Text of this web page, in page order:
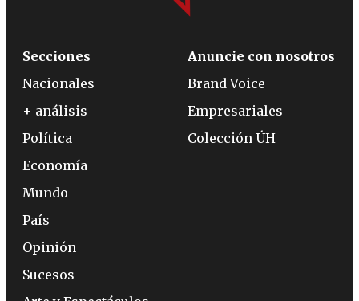
Secciones
Nacionales
+ análisis
Política
Economía
Mundo
País
Opinión
Sucesos
Anuncie con nosotros
Brand Voice
Empresariales
Colección ÚH